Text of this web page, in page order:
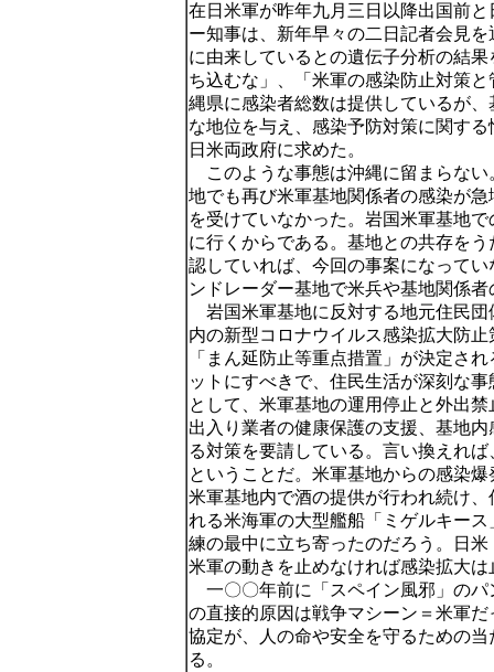
在日米軍が昨年九月三日以降出国前
ー知事は、新年早々の二日記者会見
に由来しているとの遺伝子分析の結
ち込むな」、「米軍の感染防止対策
縄県に感染者総数は提供しているが
な地位を与え、感染予防対策に関す
日米両政府に求めた。
このような事態は沖縄に留まらない
地でも再び米軍基地関係者の感染が
を受けていなかった。岩国米軍基地
に行くからである。基地との共存を
認していれば、今回の事案になって
ンドレーダー基地で米兵や基地関係
岩国米軍基地に反対する地元住民団
内の新型コロナウイルス感染拡大防
「まん延防止等重点措置」が決定さ
ットにすべきで、住民生活が深刻な
として、米軍基地の運用停止と外出
出入り業者の健康保護の支援、基地
る対策を要請している。言い換えれ
ということだ。米軍基地からの感染
米軍基地内で酒の提供が行われ続け
れる米海軍の大型艦船「ミゲルキー
練の最中に立ち寄ったのだろう。日
米軍の動きを止めなければ感染拡大は
一〇〇年前に「スペイン風邪」のパ
の直接的原因は戦争マシーン＝米軍
協定が、人の命や安全を守るための
る。